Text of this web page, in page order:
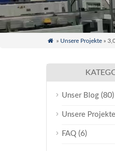
 » Unsere Projekte»
Unser Blog (80)
Unsere Projekte
FAQ (6)